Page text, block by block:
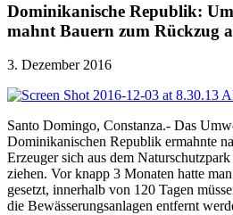
Dominikanische Republik:
mahnt Bauern zum Rückzug
3. Dezember 2016
Santo Domingo, Constanza.- Das
Dominikanischen Republik ermahnte
Erzeuger sich aus dem
ziehen. Vor knapp 3 Monaten hatte
gesetzt, innerhalb von 120 Tagen
die Bewässerungsanlagen entfernt